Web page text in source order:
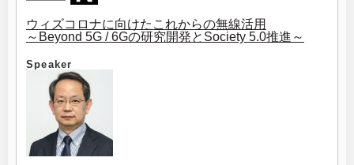
ウィズコロナに向けたこれからの無線活用
～Beyond 5G / 6Gの研究開発とSociety 5.0推進～
Speaker